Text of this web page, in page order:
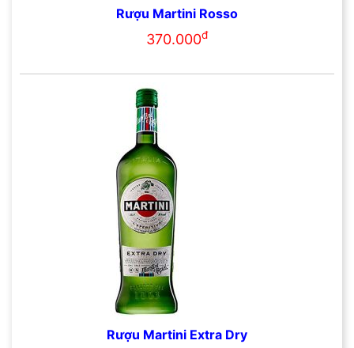
Rượu Martini Rosso
370.000đ
Rượu Martini Extra Dry